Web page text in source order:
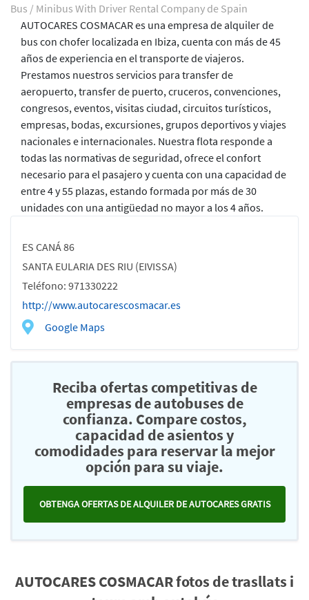
Bus / Minibus With Driver Rental Company de Spain
ES CANÁ 86
SANTA EULARIA DES RIU (EIVISSA)
Teléfono: 971330222
http://www.autocarescosmacar.es
Google Maps
AUTOCARES COSMACAR es una empresa de alquiler de
bus con chofer localizada en Ibiza, cuenta con más de 45
años de experiencia en el transporte de viajeros.
Prestamos nuestros servicios para transfer de
aeropuerto, transfer de puerto, cruceros, convenciones,
congresos, eventos, visitas ciudad, circuitos turísticos,
empresas, bodas, excursiones, grupos deportivos y viajes
nacionales e internacionales. Nuestra flota responde a
todas las normativas de seguridad, ofrece el confort
necesario para el pasajero y cuenta con una capacidad de
entre 4 y 55 plazas, estando formada por más de 30
unidades con una antigüedad no mayor a los 4 años.
Reciba ofertas competitivas de
empresas de autobuses de
confianza. Compare costos,
capacidad de asientos y
comodidades para reservar la mejor
opción para su viaje.
OBTENGA OFERTAS DE ALQUILER DE AUTOCARES GRATIS
AUTOCARES COSMACAR fotos de trasllats i